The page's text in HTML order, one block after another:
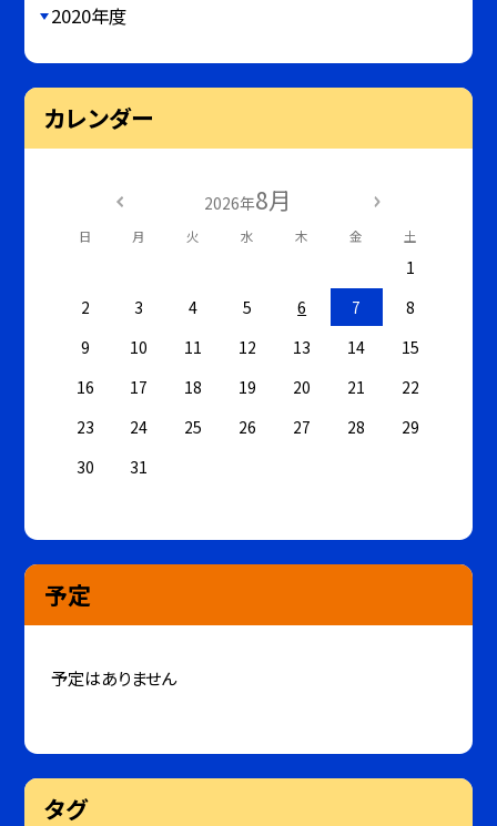
2020年度
カレンダー
2026年8月
日 月 火 水 木 金 土
1
2
3 4 5 6 7
8
9
10 11 12 13 14
15
16
17 18 19 20 21
22
23
24 25 26 27 28
29
30
31
予定
予定はありません
タグ